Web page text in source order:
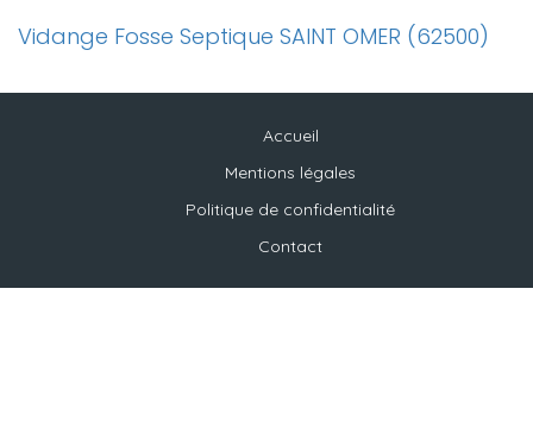
Vidange Fosse Septique SAINT OMER (62500)
Accueil
Mentions légales
Politique de confidentialité
Contact